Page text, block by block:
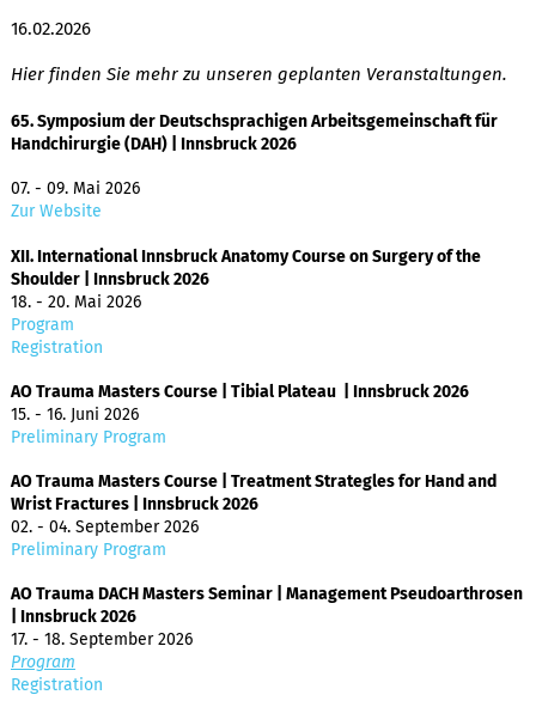
16.02.2026
Hier finden Sie mehr zu unseren geplanten Veranstaltungen.
65. Symposium der Deutschsprachigen Arbeitsgemeinschaft für
Handchirurgie (DAH) | Innsbruck 2026
07. - 09. Mai 2026
Zur Website
XII. International Innsbruck Anatomy Course on Surgery of the
Shoulder | Innsbruck 2026
18. - 20. Mai 2026
Program
Registration
AO Trauma Masters Course | Tibial Plateau | Innsbruck 2026
15. - 16. Juni 2026
Preliminary Program
AO Trauma Masters Course | Treatment Strategles for Hand and
Wrist Fractures | Innsbruck 2026
02. - 04. September 2026
Preliminary Program
AO Trauma DACH Masters Seminar | Management Pseudoarthrosen
| Innsbruck 2026
17. - 18. September 2026
Program
Registration